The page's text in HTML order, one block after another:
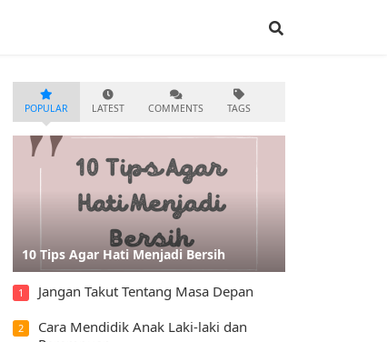
POPULAR LATEST COMMENTS TAGS
10 Tips Agar Hati Menjadi Bersih
1 Jangan Takut Tentang Masa Depan
2
Cara Mendidik Anak Laki-laki dan